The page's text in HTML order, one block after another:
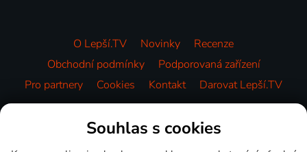
O Lepší.TV Novinky
Recenze
Obchodní podmínky
Podporovaná zařízení
Pro partnery
Cookies Kontakt Darovat Lepší.TV
Videotéka
Souhlas s cookies